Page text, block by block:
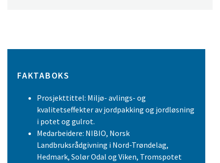
FAKTABOKS
Prosjekttittel: Miljø- avlings- og
kvalitetseffekter av jordpakking og jordløsning
i potet og gulrot.
Medarbeidere: NIBIO, Norsk
Landbruksrådgivning i Nord-Trøndelag,
Hedmark, Solør Odal og Viken, Tromspotet